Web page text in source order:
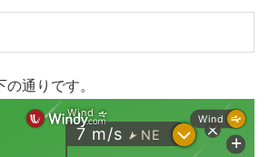
通りです。